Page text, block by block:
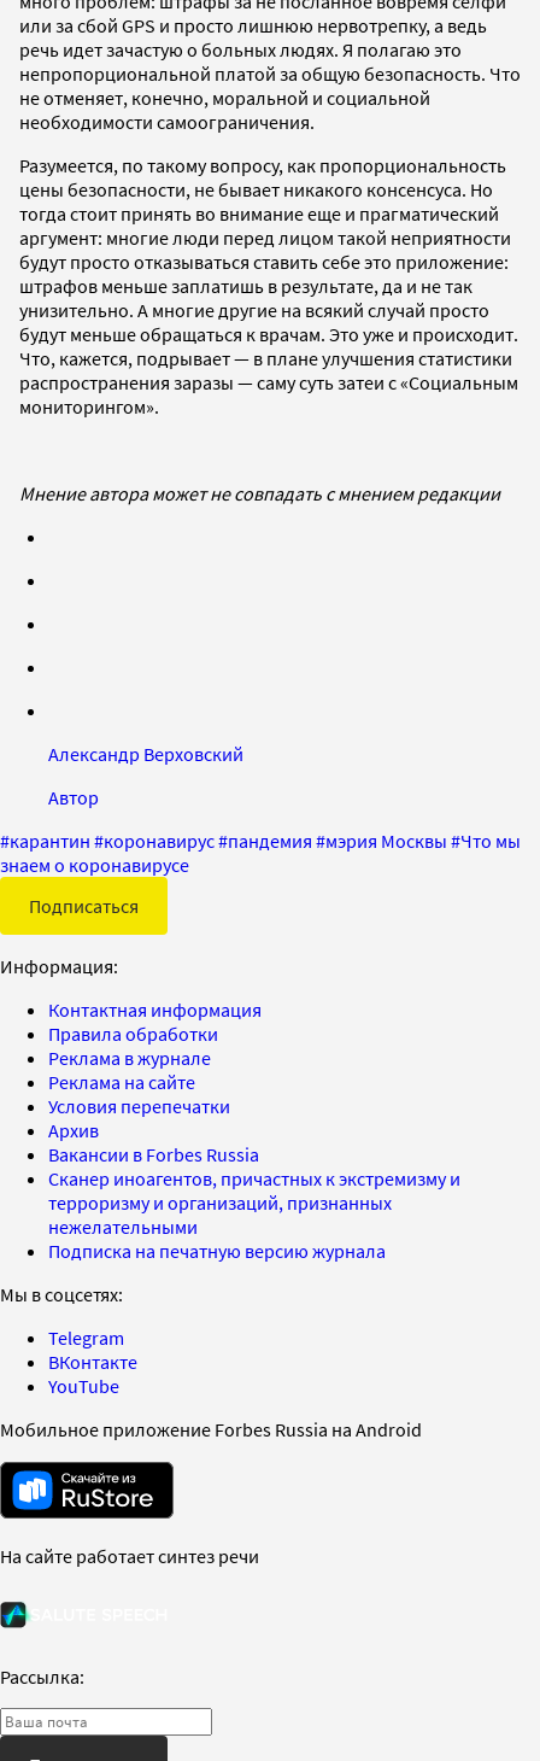
или за сбой GPS и просто лишнюю нервотрепку, а ведь
речь идет зачастую о больных людях. Я полагаю это
непропорциональной платой за общую безопасность. Что
не отменяет, конечно, моральной и социальной
необходимости самоограничения.
Разумеется, по такому вопросу, как пропорциональность
цены безопасности, не бывает никакого консенсуса. Но
тогда стоит принять во внимание еще и прагматический
аргумент: многие люди перед лицом такой неприятности
будут просто отказываться ставить себе это приложение:
штрафов меньше заплатишь в результате, да и не так
унизительно. А многие другие на всякий случай просто
будут меньше обращаться к врачам. Это уже и происходит.
Что, кажется, подрывает — в плане улучшения статистики
распространения заразы — саму суть затеи с «Социальным
мониторингом».
Мнение автора может не совпадать с мнением редакции
Александр Верховский
Автор
#карантин #коронавирус#пандемия #мэрия Москвы #Что мы
знаем о коронавирусе
Подписаться
Информация:
Контактная информация
Правила обработки
Реклама в журнале
Реклама на сайте
Условия перепечатки
Архив
Вакансии в Forbes Russia
Сканер иноагентов, причастных к экстремизму и
терроризму и организаций, признанных
нежелательными
Подписка на печатную версию журнала
Мы в соцсетях:
Telegram
ВКонтакте
YouTube
Мобильное приложение Forbes Russia на Android
На сайте работает синтез речи
Рассылка: